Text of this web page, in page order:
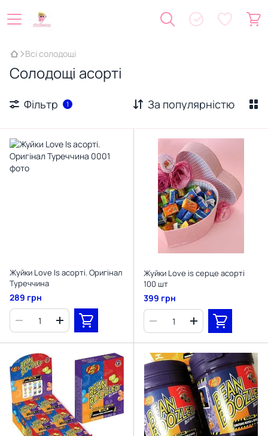
Всі солодощі
Солодощі асорті
Фільтр 1 За популярністю
Жуйки Love Is асорті. Оригінал
Туреччина
289 грн
Жуйки Love is серце асорті
100 шт
399 грн